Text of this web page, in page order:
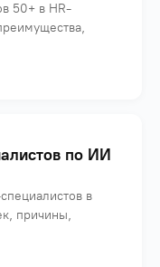
50+ в HR-
по ИИ
в
причины,